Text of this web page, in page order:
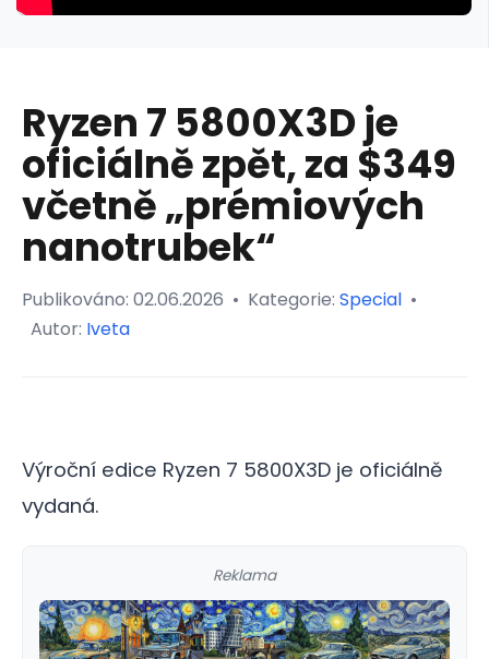
Ryzen 7 5800X3D je
oficiálně zpět, za $349
včetně „prémiových
nanotrubek“
Publikováno: 02.06.2026 • Kategorie: Special •
Autor: Iveta
Výroční edice Ryzen 7 5800X3D je oficiálně
vydaná.
Reklama